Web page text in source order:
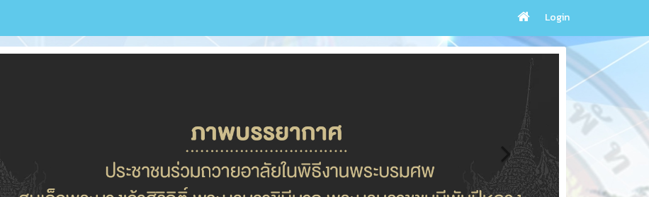
Login